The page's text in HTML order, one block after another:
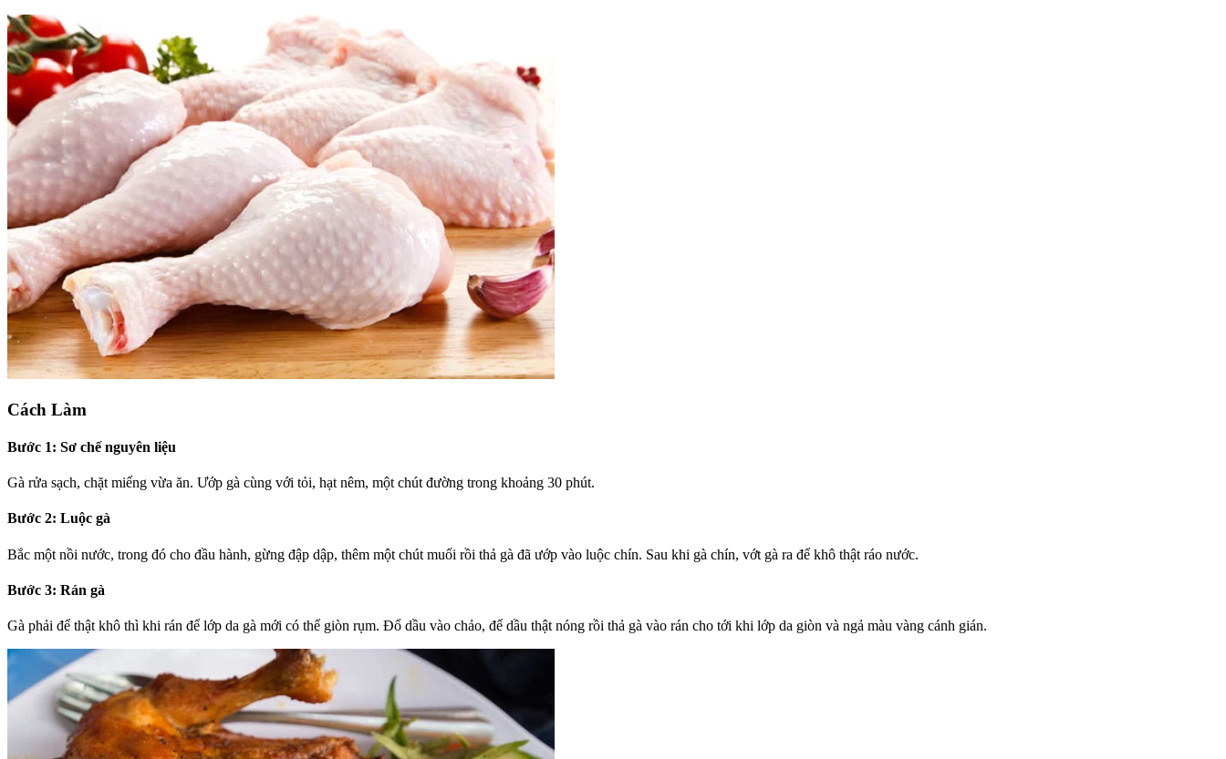
Cách Làm
Bước 1: Sơ chế nguyên liệu
Gà rửa sạch, chặt miếng vừa ăn. Ướp gà cùng với tỏi, hạt nêm, một chút đường trong khoảng 30 phút.
Bước 2: Luộc gà
Bắc một nồi nước, trong đó cho đầu hành, gừng đập dập, thêm một chút muối rồi thả gà đã ướp vào luộc chín. Sau khi gà chín, vớt gà ra để khô thật ráo nước.
Bước 3: Rán gà
Gà phải để thật khô thì khi rán để lớp da gà mới có thể giòn rụm. Đổ dầu vào chảo, để dầu thật nóng rồi thả gà vào rán cho tới khi lớp da giòn và ngả màu vàng cánh gián.